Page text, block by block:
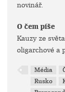
novinář.
O čem píše
Kauzy ze
oligarchové a
Média
Rusko